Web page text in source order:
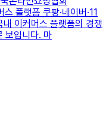
플랫폼 쿠팡·네이버·11
내 이커머스 플랫폼의 경쟁
보입니다. 마